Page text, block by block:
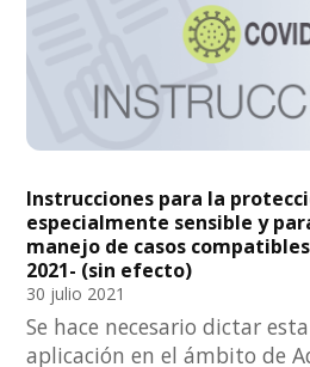
Instrucciones para la
especialmente sensible y
manejo de casos compatibles
2021- (sin efecto)
30 julio 2021
Se hace necesario dictar
aplicación en el ámbito de